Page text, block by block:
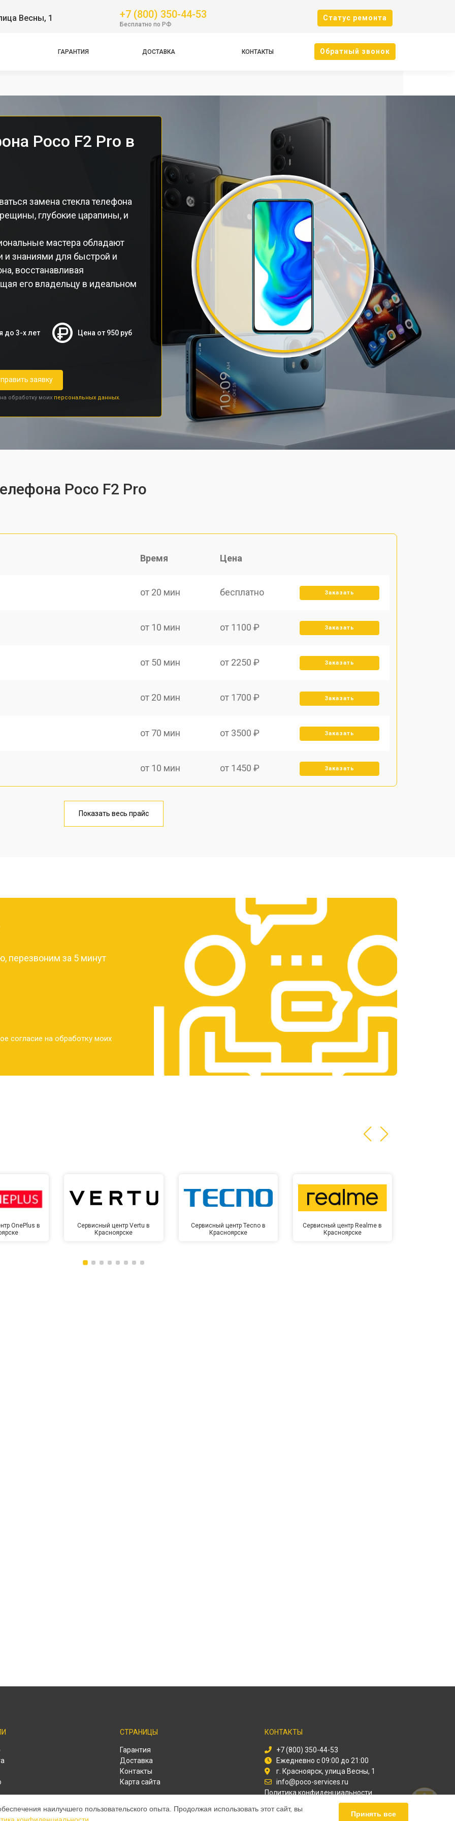
Весны, 1 +7 (800) 350-44-53
Бесплатно по РФ
Cтатус ремонта
ГАРАНТИЯ ДОСТАВКА КОНТАКТЫ Oбратный звонок
Poco F2 Pro в
замена стекла телефона
глубокие царапины, и
мастера обладают
знаниями для быстрой и
восстанавливая
его владельцу в идеальном
до 3-х лет Цена от 950 руб
заявку
обработку моих персональных данных.
Poco F2 Pro
Время Цена
от 20 мин бесплатно Заказать
от 10 мин от 1100 ₽ Заказать
от 50 мин от 2250 ₽ Заказать
от 20 мин от 1700 ₽ Заказать
от 70 мин от 3500 ₽ Заказать
от 10 мин от 1450 ₽ Заказать
от 40 мин
от 3300 ₽
от 1400 ₽ Заказать
от 2700 ₽ Заказать
от 950 ₽ Заказать
от 1750 ₽
Показать весь прайс
перезвоним за 5 минут
согласие на обработку моих
OnePlus в
Сервисный центр Vertu в
Красноярске
Сервисный центр Tecno в
Красноярске
Сервисный центр Realme в
Красноярске
СТРАНИЦЫ
Гарантия
Доставка
Контакты
Карта сайта
КОНТАКТЫ
+7 (800) 350-44-53
Ежедневно с 09:00 до 21:00
г. Красноярск, улица Весны, 1
info@poco-services.ru
Политика конфиденциальности
Способы оплаты
наилучшего пользовательского опыта. Продолжая использовать этот сайт, вы
конфиденциальности
Принять все